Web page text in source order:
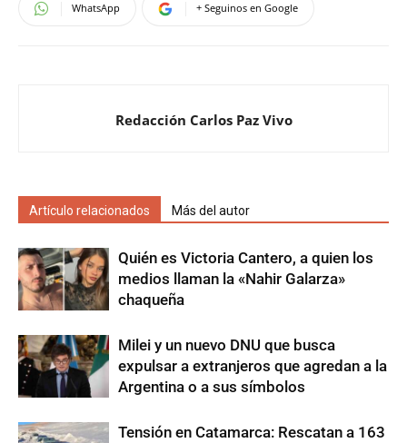
WhatsApp + Seguinos en Google
Redacción Carlos Paz Vivo
Artículo relacionados Más del autor
Quién es Victoria Cantero, a quien los
medios llaman la «Nahir Galarza»
chaqueña
Milei y un nuevo DNU que busca
expulsar a extranjeros que agredan a la
Argentina o a sus símbolos
Tensión en Catamarca: Rescatan a 163